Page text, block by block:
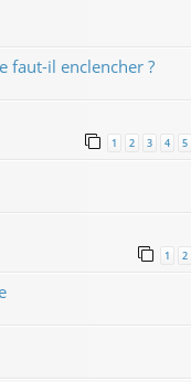
faut-il enclencher ?
1 2 3 4 5
1 2